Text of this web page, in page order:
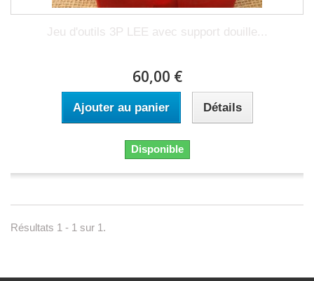
Jeu d'outils 3P LEE avec support douille...
60,00 €
Ajouter au panier Détails
Disponible
Résultats 1 - 1 sur 1.